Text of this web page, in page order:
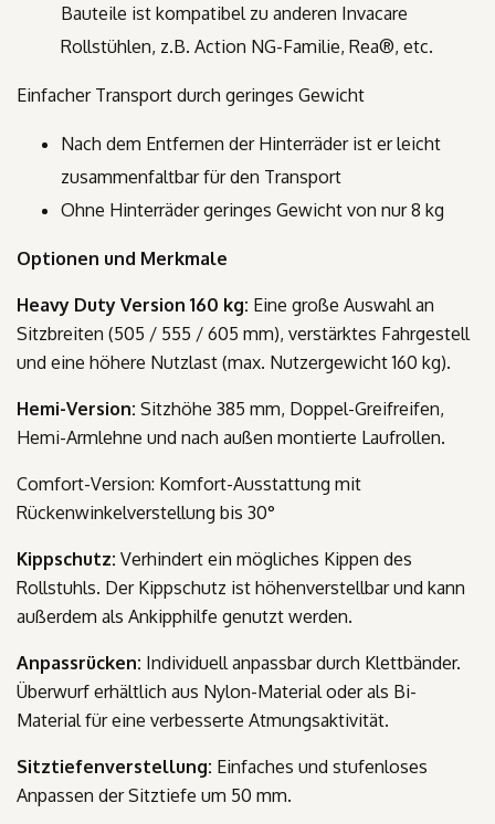
Bauteile ist kompatibel zu anderen Invacare
Rollstühlen, z.B. Action NG-Familie, Rea®, etc.
Einfacher Transport durch geringes Gewicht
Nach dem Entfernen der Hinterräder ist er leicht
zusammenfaltbar für den Transport
Ohne Hinterräder geringes Gewicht von nur 8 kg
Optionen und Merkmale
Heavy Duty Version 160 kg: Eine große Auswahl an
Sitzbreiten (505 / 555 / 605 mm), verstärktes Fahrgestell
und eine höhere Nutzlast (max. Nutzergewicht 160 kg).
Hemi-Version: Sitzhöhe 385 mm, Doppel-Greifreifen,
Hemi-Armlehne und nach außen montierte Laufrollen.
Comfort-Version: Komfort-Ausstattung mit
Rückenwinkelverstellung bis 30°
Kippschutz: Verhindert ein mögliches Kippen des
Rollstuhls. Der Kippschutz ist höhenverstellbar und kann
außerdem als Ankipphilfe genutzt werden.
Anpassrücken: Individuell anpassbar durch Klettbänder.
Überwurf erhältlich aus Nylon-Material oder als Bi-
Material für eine verbesserte Atmungsaktivität.
Sitztiefenverstellung: Einfaches und stufenloses
Anpassen der Sitztiefe um 50 mm.